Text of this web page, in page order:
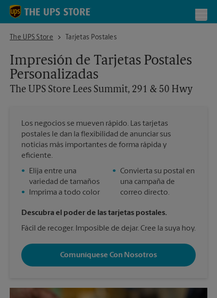
Skip to content
Return to Nav
The UPS Store
The UPS Store Lees Summit, 291 & 50 Hwy
Tarjetas Postales
Impresión de Tarjetas Postales
Personalizadas
The UPS Store Lees Summit, 291 & 50 Hwy
Los negocios se mueven rápido. Las tarjetas
postales le dan la flexibilidad de anunciar sus
noticias más importantes de forma rápida y
eficiente.
•
Elija entre una
variedad de tamaños
•
Imprima a todo color
• Convierta su postal en
una campaña de
correo directo.
Descubra el poder de las tarjetas postales.
Fácil de recoger. Imposible de dejar. Cree la suya hoy.
Comuníquese Con Nosotros